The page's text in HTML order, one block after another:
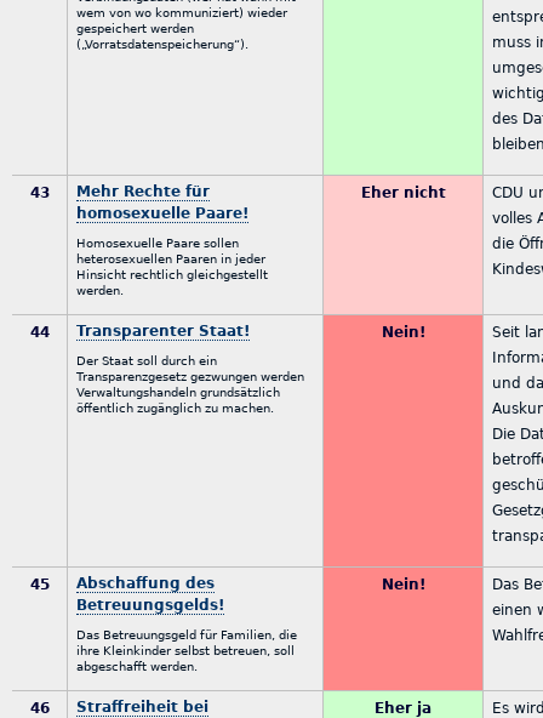
wem von wo kommuniziert) wieder
gespeichert werden
(„Vorratsdatenspeicherung“).
muss
des
43
Mehr Rechte für
homosexuelle Paare!
Homosexuelle Paare sollen
heterosexuellen Paaren in jeder
Hinsicht rechtlich gleichgestellt
werden.
Eher nicht
CDU
volles
die
44 Transparenter Staat!
Der Staat soll durch ein
Transparenzgesetz gezwungen werden
Verwaltungshandeln grundsätzlich
öffentlich zugänglich zu machen.
Nein!
Seit
und
Die
45
Abschaffung des
Betreuungsgelds!
Das Betreuungsgeld für Familien, die
ihre Kleinkinder selbst betreuen, soll
abgeschafft werden.
Nein!
Das
einen
46
Straffreiheit bei
Eher ja
Es